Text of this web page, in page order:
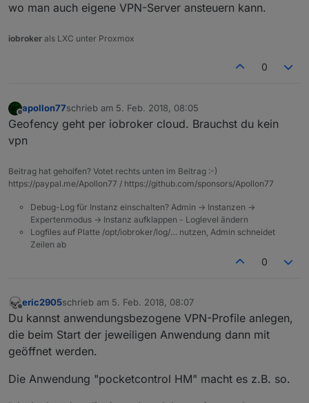
wo man auch eigene VPN-Server ansteuern kann.
iobroker als LXC unter Proxmox
0
Offline
apollon77schrieb am 5. Feb. 2018, 08:05
zuletzt editiert von
Geofency geht per iobroker cloud. Brauchst du kein
vpn
Beitrag hat geholfen? Votet rechts unten im Beitrag :-)
https://paypal.me/Apollon77 / https://github.com/sponsors/Apollon77
Debug-Log für Instanz einschalten? Admin -> Instanzen ->
Expertenmodus -> Instanz aufklappen - Loglevel ändern
Logfiles auf Platte /opt/iobroker/log/… nutzen, Admin schneidet
Zeilen ab
0
Offline
eric2905schrieb am 5. Feb. 2018, 08:07
zuletzt editiert von
Du kannst anwendungsbezogene VPN-Profile anlegen,
die beim Start der jeweiligen Anwendung dann mit
geöffnet werden.
Die Anwendung "pocketcontrol HM" macht es z.B. so.